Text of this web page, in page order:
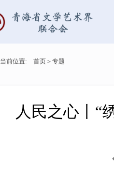
当前位置: 首页＞ 专题
人民之心丨“